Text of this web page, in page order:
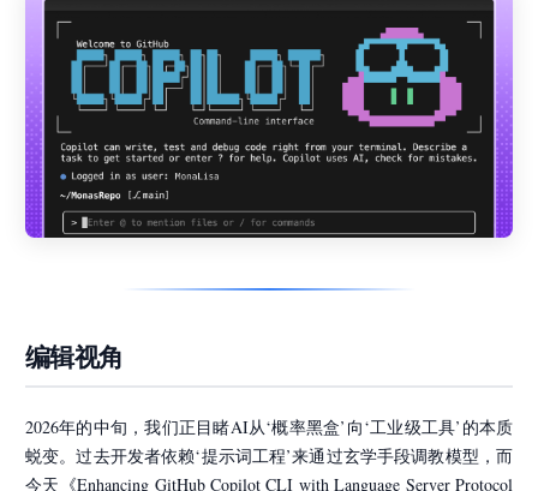
编辑视角
2026年的中旬，我们正目睹AI从‘概率黑盒’向‘工业级工具’的本质
蜕变。过去开发者依赖‘提示词工程’来通过玄学手段调教模型，而
今天《Enhancing GitHub Copilot CLI with Language Server Protocol